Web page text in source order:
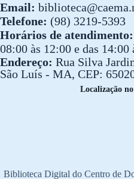
Email:
Telefone: (98) 3219-5393
Horários de atendimento:
08:00 às 12:00 e das 14:00
Endereço: Rua Silva
São Luís - MA, CEP:
Localização
Biblioteca Digital do Centro de